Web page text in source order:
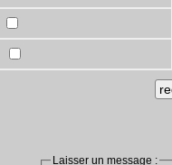
Laisser un message :